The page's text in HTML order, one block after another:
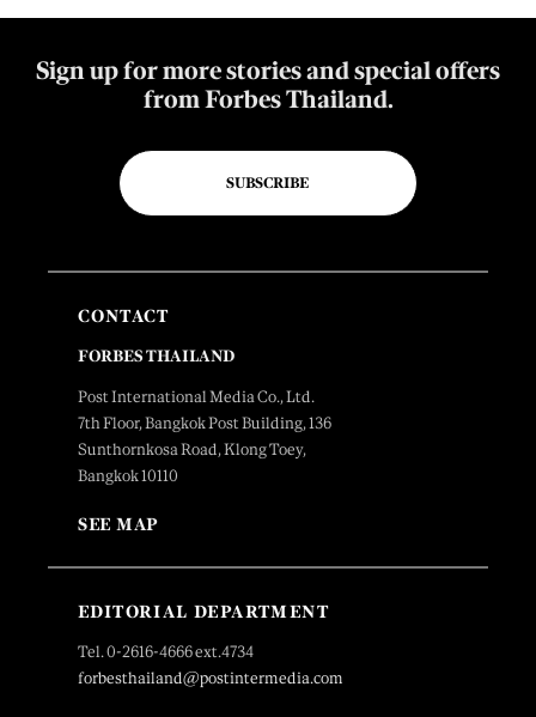
Sign up for more stories and special offers
from Forbes Thailand.
SUBSCRIBE
CONTACT
FORBES THAILAND
Post International Media Co., Ltd.
7th Floor, Bangkok Post Building, 136
Sunthornkosa Road, Klong Toey,
Bangkok 10110
SEE MAP
EDITORIAL DEPARTMENT
Tel. 0-2616-4666 ext.4734
forbesthailand@postintermedia.com